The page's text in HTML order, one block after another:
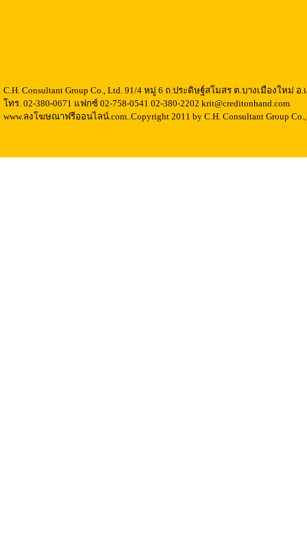
C.H. Consultant Group Co., Ltd. 91/4 หมู่ 6 ถ.ประดิษฐ์สโมสร ต.บางเมืองใหม่ อ
โทร. 02-380-0671 แฟกซ์ 02-758-0541 02-380-2202 krit@creditonhand.com
www.ลงโฆษณาฟรีออนไลน์.com..Copyright 2011 by C.H. Consultant Group